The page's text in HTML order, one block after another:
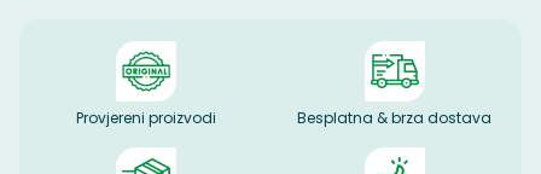
Provjereni proizvodi Besplatna & brza dostava